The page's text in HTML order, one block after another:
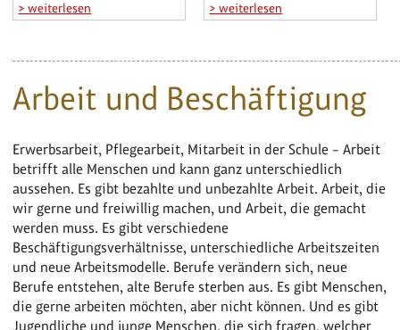
> weiterlesen
> weiterlesen
Arbeit und Beschäftigung
Erwerbsarbeit, Pflegearbeit, Mitarbeit in der Schule – Arbeit
betrifft alle Menschen und kann ganz unterschiedlich
aussehen. Es gibt bezahlte und unbezahlte Arbeit. Arbeit, die
wir gerne und freiwillig machen, und Arbeit, die gemacht
werden muss. Es gibt verschiedene
Beschäftigungsverhältnisse, unterschiedliche Arbeitszeiten
und neue Arbeitsmodelle. Berufe verändern sich, neue
Berufe entstehen, alte Berufe sterben aus. Es gibt Menschen,
die gerne arbeiten möchten, aber nicht können. Und es gibt
Jugendliche und junge Menschen, die sich fragen, welcher